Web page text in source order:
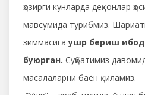
ҳозирги кунларда деҳқонлар
мавсумида турибмиз.
зиммасигаушр бериш
буюрган. Суҳбатимиз
масалаларни баён қиламиз.